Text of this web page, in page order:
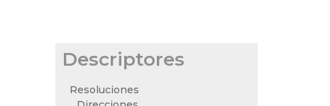
Descriptores
Resoluciones